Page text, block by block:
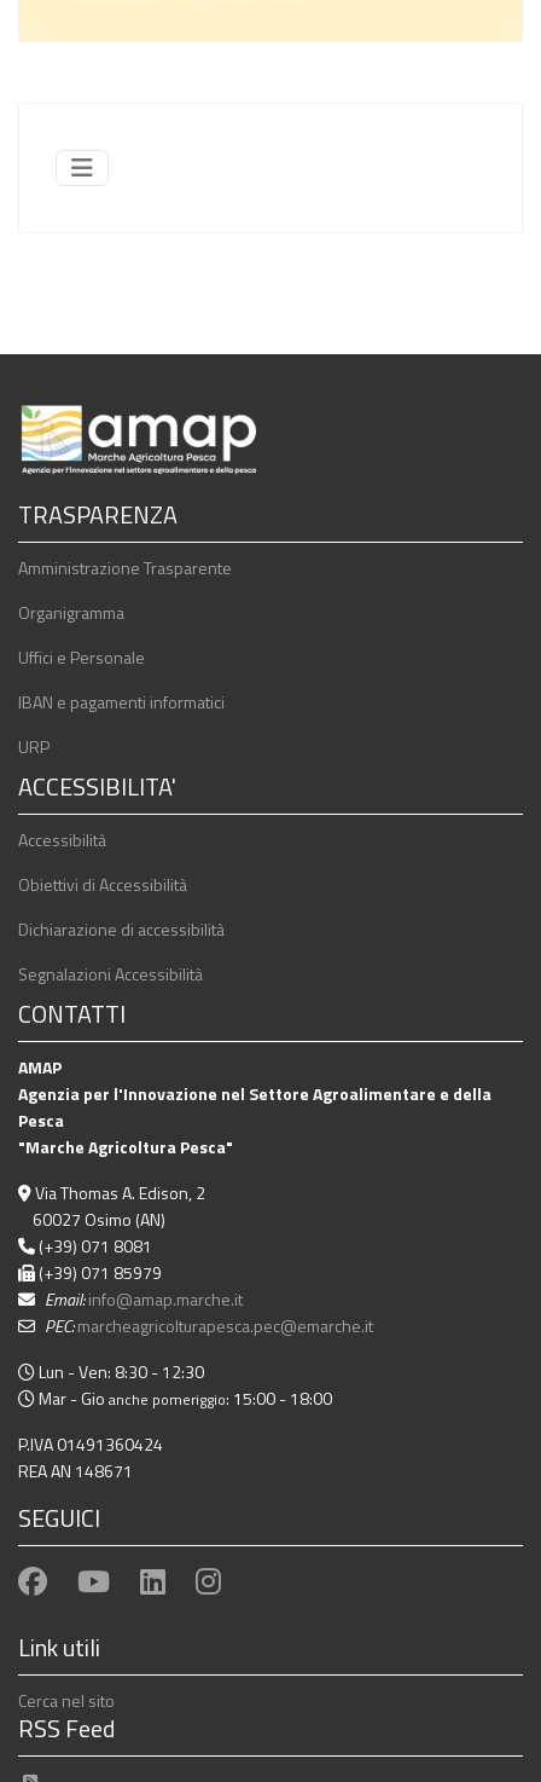
TRASPARENZA
Amministrazione Trasparente
Organigramma
Uffici e Personale
IBAN e pagamenti informatici
URP
ACCESSIBILITA'
Accessibilità
Obiettivi di Accessibilità
Dichiarazione di accessibilità
Segnalazioni Accessibilità
CONTATTI
AMAP
Agenzia per l'Innovazione nel Settore Agroalimentare e della
Pesca
"Marche Agricoltura Pesca"
Via Thomas A. Edison, 2
60027 Osimo (AN)
(+39) 071 8081
(+39) 071 85979
Email:info@amap.marche.it
PEC:marcheagricolturapesca.pec@emarche.it
Lun - Ven: 8:30 - 12:30
Mar - Gio anche pomeriggio: 15:00 - 18:00
P.IVA 01491360424
REA AN 148671
SEGUICI
Link utili
Cerca nel sito
RSS Feed